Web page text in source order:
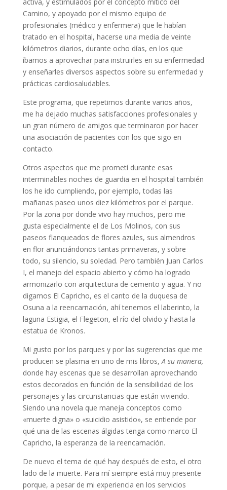
Camino, y apoyado por el mismo equipo de
profesionales (médico y enfermera) que le habían
tratado en el hospital, hacerse una media de veinte
kilómetros diarios, durante ocho días, en los que
íbamos a aprovechar para instruirles en su enfermedad
y enseñarles diversos aspectos sobre su enfermedad y
prácticas cardiosaludables.
Este programa, que repetimos durante varios años,
me ha dejado muchas satisfacciones profesionales y
un gran número de amigos que terminaron por hacer
una asociación de pacientes con los que sigo en
contacto.
Otros aspectos que me prometí durante esas
interminables noches de guardia en el hospital también
los he ido cumpliendo, por ejemplo, todas las
mañanas paseo unos diez kilómetros por el parque.
Por la zona por donde vivo hay muchos, pero me
gusta especialmente el de Los Molinos, con sus
paseos flanqueados de flores azules, sus almendros
en flor anunciándonos tantas primaveras, y sobre
todo, su silencio, su soledad. Pero también Juan Carlos
I, el manejo del espacio abierto y cómo ha logrado
armonizarlo con arquitectura de cemento y agua. Y no
digamos El Capricho, es el canto de la duquesa de
Osuna a la reencarnación, ahí tenemos el laberinto, la
laguna Estigia, el Flegeton, el río del olvido y hasta la
estatua de Kronos.
Mi gusto por los parques y por las sugerencias que me
producen se plasma en uno de mis libros,A su manera,
donde hay escenas que se desarrollan aprovechando
estos decorados en función de la sensibilidad de los
personajes y las circunstancias que están viviendo.
Siendo una novela que maneja conceptos como
«muerte digna» o «suicidio asistido», se entiende por
qué una de las escenas álgidas tenga como marco El
Capricho, la esperanza de la reencarnación.
De nuevo el tema de qué hay después de esto, el otro
lado de la muerte. Para mí siempre está muy presente
porque, a pesar de mi experiencia en los servicios